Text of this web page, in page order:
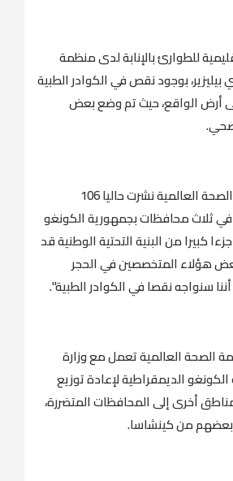
للطوارئ بالإنابة لدى منظمة
بيليزير، بوجود نقص في الكوادر الطبية
أرض الواقع، حيث تم وضع بعض
وأكدت أن "منظمة الصحة العالمية نشرت حاليا 106
ثلاث محافظات بجمهورية الكونغو
كبيرا من البنية التحتية الوطنية قد
هؤلاء المتخصصين في الحجر
سنواجه نقصا في الكوادر الطبية".
الصحة العالمية تعمل مع وزارة
الديمقراطية لإعادة توزيع
أخرى إلى المحافظات المتضررة،
بعضهم من كينشاسا.